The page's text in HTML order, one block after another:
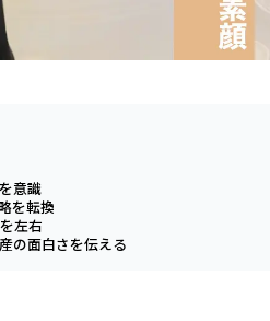
意識
を転換
左右
の面白さを伝える